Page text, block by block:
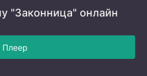
"Законница" онлайн
Плеер